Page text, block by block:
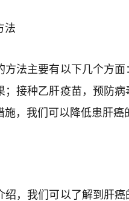
法
方法主要有以下几个方
；接种乙肝疫苗，预防
，我们可以降低患肝癌
绍，我们可以了解到肝